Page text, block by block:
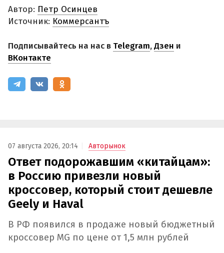
Автор: Петр Осинцев
Источник: Коммерсантъ
Подписывайтесь на нас в Telegram,Дзен и
ВКонтакте
07 августа 2026, 20:14 Авторынок
Ответ подорожавшим «китайцам»:
в Россию привезли новый
кроссовер, который стоит дешевле
Geely и Haval
В РФ появился в продаже новый бюджетный
кроссовер MG по цене от 1,5 млн рублей